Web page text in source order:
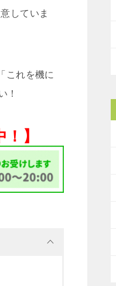
していま
これを機に
！
】